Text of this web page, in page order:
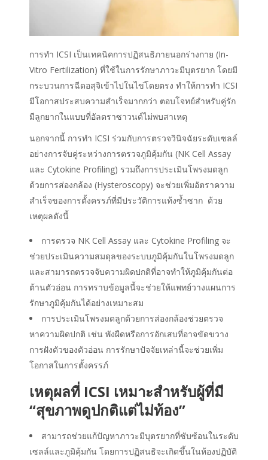
การทำ ICSI เป็นเทคนิคการปฏิสนธิภายนอกร่างกาย (In-
Vitro Fertilization) ที่ใช้ในการรักษาภาวะมีบุตรยาก โดยมี
กระบวนการฉีดอสุจิเข้าไปในไข่โดยตรง ทำให้การทำ ICSI
มีโอกาสประสบความสำเร็จมากกว่า ตอบโจทย์สำหรับคู่รัก
มีลูกยากในแบบที่อัลตราซาวนด์ไม่พบสาเหตุ
นอกจากนี้ การทำ ICSI ร่วมกับการตรวจวินิจฉัยระดับเซลล์
อย่างการจับคู่ระหว่างการตรวจภูมิคุ้มกัน (NK Cell Assay
และ Cytokine Profiling) รวมถึงการประเมินโพรงมดลูก
ด้วยการส่องกล้อง (Hysteroscopy) จะช่วยเพิ่มอัตราความ
สำเร็จของการตั้งครรภ์ที่มีประวัติการแท้งซ้ำซาก ด้วย
เหตุผลดังนี้
การตรวจ NK Cell Assay และ Cytokine Profiling จะ
ช่วยประเมินความสมดุลของระบบภูมิคุ้มกันในโพรงมดลูก
และสามารถตรวจจับความผิดปกติที่อาจทำให้ภูมิคุ้มกันต่อ
ต้านตัวอ่อน การทราบข้อมูลนี้จะช่วยให้แพทย์วางแผนการ
รักษาภูมิคุ้มกันได้อย่างเหมาะสม
การประเมินโพรงมดลูกด้วยการส่องกล้องช่วยตรวจ
หาความผิดปกติ เช่น พังผืดหรือการอักเสบที่อาจขัดขวาง
การฝังตัวของตัวอ่อน การรักษาปัจจัยเหล่านี้จะช่วยเพิ่ม
โอกาสในการตั้งครรภ์
เหตุผลที่ ICSI เหมาะสำหรับผู้ที่มี
“สุขภาพดูปกติแต่ไม่ท้อง”
สามารถช่วยแก้ปัญหาภาวะมีบุตรยากที่ซับซ้อนในระดับ
เซลล์และภูมิคุ้มกัน โดยการปฏิสนธิจะเกิดขึ้นในห้องปฏิบัติ